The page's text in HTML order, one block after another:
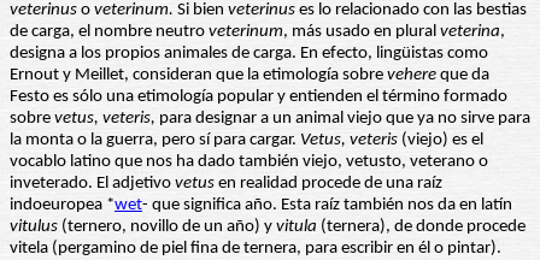
veterinus o veterinum. Si bien veterinus es lo relacionado con las bestias
de carga, el nombre neutro veterinum, más usado en plural veterina,
designa a los propios animales de carga. En efecto, lingüistas como
Ernout y Meillet, consideran que la etimología sobre vehere que da
Festo es sólo una etimología popular y entienden el término formado
sobre vetus, veteris, para designar a un animal viejo que ya no sirve para
la monta o la guerra, pero sí para cargar. Vetus, veteris (viejo) es el
vocablo latino que nos ha dado también viejo, vetusto, veterano o
inveterado. El adjetivo vetus en realidad procede de una raíz
indoeuropea *wet- que significa año. Esta raíz también nos da en latín
vitulus (ternero, novillo de un año) y vitula (ternera), de donde procede
vitela (pergamino de piel fina de ternera, para escribir en él o pintar).